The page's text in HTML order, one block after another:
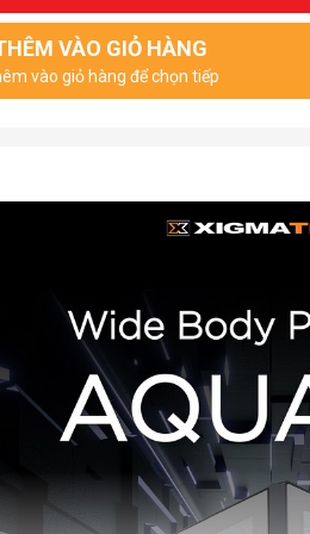
VÀO GIỎ HÀNG
vào giỏ hàng để chọn tiếp